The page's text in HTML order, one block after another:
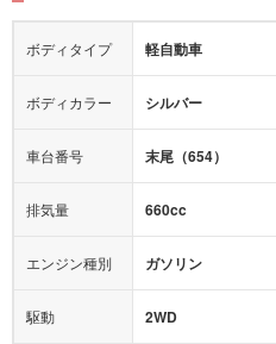
エアロパーツ
カーナビ：ナビ
CD
ミュージックプレイヤー接続可
後席モニター
カメラ：バック
エアバッグ：
ダブルエアバッグ
衝撃緩和ヘッドレスト
アクセル踏み間違い（誤発進）
アダプティブクルーズコントロール
ボディタイプ 軽自動車
ボディカラー シルバー
車台番号 末尾（654）
排気量 660cc
エンジン種別 ガソリン
駆動 2WD